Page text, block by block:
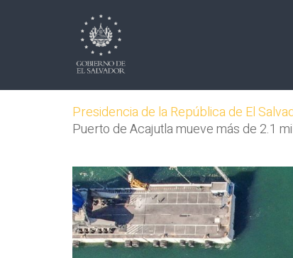
Presidencia de la República de El
Puerto de Acajutla mueve más de 2.1